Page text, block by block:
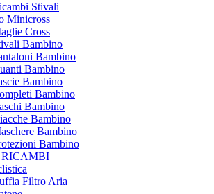
Stivali
Minicross
Cross
Bambino
Bambino
Bambino
Bambino
Bambino
Bambino
Bambino
Bambino
Bambino
RICAMBI
Filtro Aria